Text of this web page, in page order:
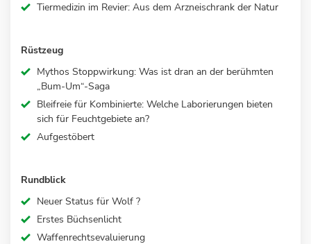
Tiermedizin im Revier: Aus dem Arzneischrank der Natur
Rüstzeug
Mythos Stoppwirkung: Was ist dran an der berühmten
„Bum-Um“-Saga
Bleifreie für Kombinierte: Welche Laborierungen bieten
sich für Feuchtgebiete an?
Aufgestöbert
Rundblick
Neuer Status für Wolf ?
Erstes Büchsenlicht
Waffenrechtsevaluierung